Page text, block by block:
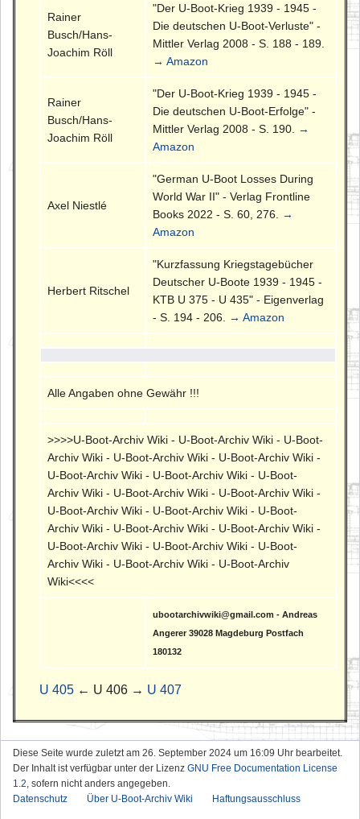
Rainer
Busch/Hans-
Joachim Röll
"Der U-Boot-Krieg 1939 - 1945 -
Die deutschen U-Boot-Verluste" -
Mittler Verlag 2008 - S. 188 - 189.
→ Amazon
Rainer
Busch/Hans-
Joachim Röll
"Der U-Boot-Krieg 1939 - 1945 -
Die deutschen U-Boot-Erfolge" -
Mittler Verlag 2008 - S. 190.
→
Amazon
Axel Niestlé
"German U-Boot Losses During
World War II" - Verlag Frontline
Books 2022 - S. 60, 276.
→
Amazon
Herbert Ritschel
"Kurzfassung Kriegstagebücher
Deutscher U-Boote 1939 - 1945 -
KTB U 375 - U 435" - Eigenverlag
- S. 194 - 206.
→ Amazon
Alle Angaben ohne Gewähr !!!
>>>>U-Boot-Archiv Wiki - U-Boot-Archiv Wiki - U-Boot-
Archiv Wiki - U-Boot-Archiv Wiki - U-Boot-Archiv Wiki -
U-Boot-Archiv Wiki - U-Boot-Archiv Wiki - U-Boot-
Archiv Wiki - U-Boot-Archiv Wiki - U-Boot-Archiv Wiki -
U-Boot-Archiv Wiki - U-Boot-Archiv Wiki - U-Boot-
Archiv Wiki - U-Boot-Archiv Wiki - U-Boot-Archiv Wiki -
U-Boot-Archiv Wiki - U-Boot-Archiv Wiki - U-Boot-
Archiv Wiki - U-Boot-Archiv Wiki - U-Boot-Archiv
Wiki<<<<
ubootarchivwiki@gmail.com - Andreas
Angerer 39028 Magdeburg Postfach
180132
U 405 ← U 406 → U 407
Diese Seite wurde zuletzt am 26. September 2024 um 16:09 Uhr bearbeitet.
Der Inhalt ist verfügbar unter der Lizenz GNU Free Documentation License
1.2, sofern nicht anders angegeben.
Datenschutz
Über U-Boot-Archiv Wiki Haftungsausschluss